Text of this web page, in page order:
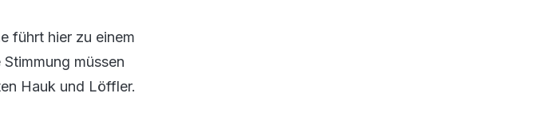
führt hier zu einem
müssen
Hauk und Löffler.